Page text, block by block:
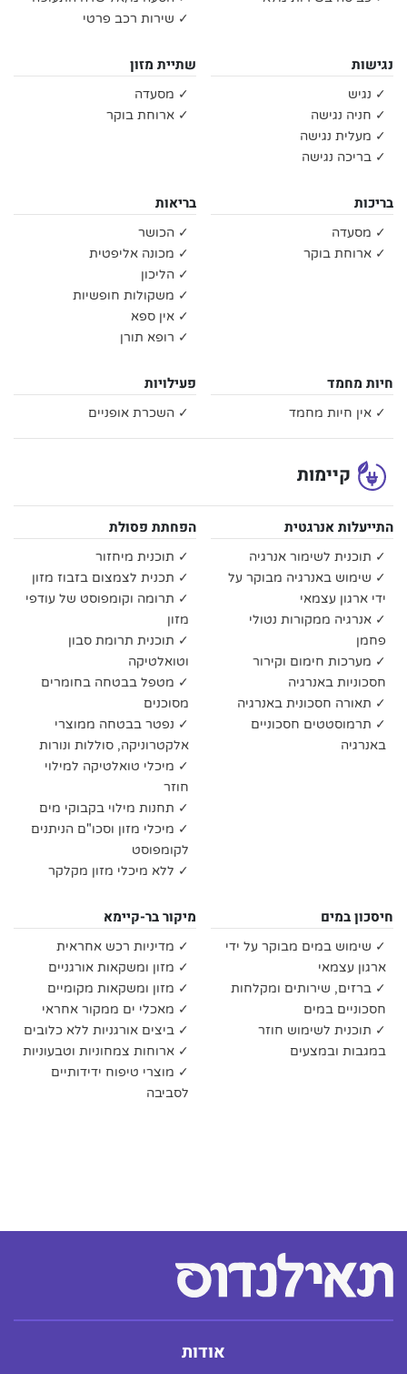
✓ שירות רכב פרטי
נגישות
✓ נגיש
✓ חניה נגישה
✓ מעלית נגישה
✓ בריכה נגישה
שתיית מזון
✓ מסעדה
✓ ארוחת בוקר
בריכות
✓ מסעדה
✓ ארוחת בוקר
בריאות
✓ הכושר
✓ מכונה אליפטית
✓ הליכון
✓ משקולות חופשיות
✓ אין ספא
✓ רופא תורן
חיות מחמד
✓ אין חיות מחמד
פעילויות
✓ השכרת אופניים
קיימות
התייעלות אנרגטית
✓ תוכנית לשימור אנרגיה
✓ שימוש באנרגיה מבוקר על
ידי ארגון עצמאי
✓ אנרגיה ממקורות נטולי
פחמן
✓ מערכות חימום וקירור
חסכוניות באנרגיה
✓ תאורה חסכונית באנרגיה
✓ תרמוסטטים חסכוניים
באנרגיה
הפחתת פסולת
✓ תוכנית מיחזור
✓ תכנית לצמצום בזבוז מזון
✓ תרומה וקומפוסט של עודפי
מזון
✓ תוכנית תרומת סבון
וטואלטיקה
✓ מטפל בבטחה בחומרים
מסוכנים
✓ נפטר בבטחה ממוצרי
אלקטרוניקה, סוללות ונורות
✓ מיכלי טואלטיקה למילוי
חוזר
✓ תחנות מילוי בקבוקי מים
✓ מיכלי מזון וסכו"ם הניתנים
לקומפוסט
✓ ללא מיכלי מזון מקלקר
חיסכון במים
✓ שימוש במים מבוקר על ידי
ארגון עצמאי
✓ ברזים, שירותים ומקלחות
חסכוניים במים
✓ תוכנית לשימוש חוזר
במגבות ובמצעים
מיקור בר-קיימא
✓ מדיניות רכש אחראית
✓ מזון ומשקאות אורגניים
✓ מזון ומשקאות מקומיים
✓ מאכלי ים ממקור אחראי
✓ ביצים אורגניות ללא כלובים
✓ ארוחות צמחוניות וטבעוניות
✓ מוצרי טיפוח ידידותיים
לסביבה
אודות